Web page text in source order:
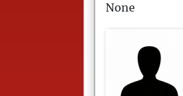
None